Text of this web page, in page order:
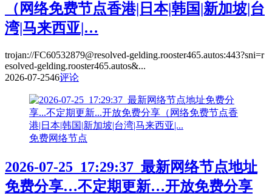
（网络免费节点香港|日本|韩国|新加坡|台
湾|马来西亚|…
trojan://FC60532879@resolved-gelding.rooster465.autos:443?sni=r
esolved-gelding.rooster465.autos&...
2026-07-2546评论
免费网络节点
2026-07-25_17:29:37_最新网络节点地址
免费分享…不定期更新…开放免费分享